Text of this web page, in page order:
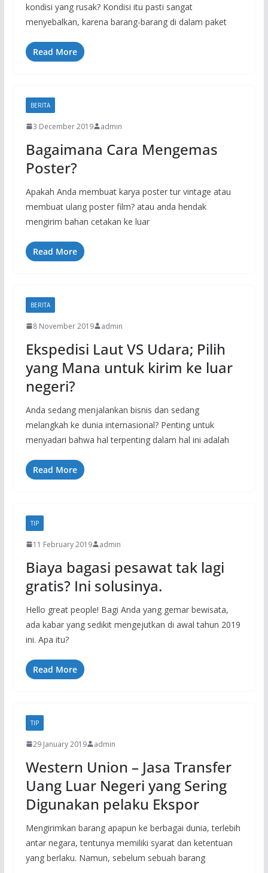
kondisi yang rusak? Kondisi itu pasti sangat
menyebalkan, karena barang-barang di dalam paket
Read More
BERITA
3 December 2019 admin
Bagaimana Cara Mengemas
Poster?
Apakah Anda membuat karya poster tur vintage atau
membuat ulang poster film? atau anda hendak
mengirim bahan cetakan ke luar
Read More
BERITA
8 November 2019 admin
Ekspedisi Laut VS Udara; Pilih
yang Mana untuk kirim ke luar
negeri?
Anda sedang menjalankan bisnis dan sedang
melangkah ke dunia internasional? Penting untuk
menyadari bahwa hal terpenting dalam hal ini adalah
Read More
TIP
11 February 2019 admin
Biaya bagasi pesawat tak lagi
gratis? Ini solusinya.
Hello great people! Bagi Anda yang gemar bewisata,
ada kabar yang sedikit mengejutkan di awal tahun 2019
ini. Apa itu?
Read More
TIP
29 January 2019 admin
Western Union – Jasa Transfer
Uang Luar Negeri yang Sering
Digunakan pelaku Ekspor
Mengirimkan barang apapun ke berbagai dunia, terlebih
antar negara, tentunya memiliki syarat dan ketentuan
yang berlaku. Namun, sebelum sebuah barang